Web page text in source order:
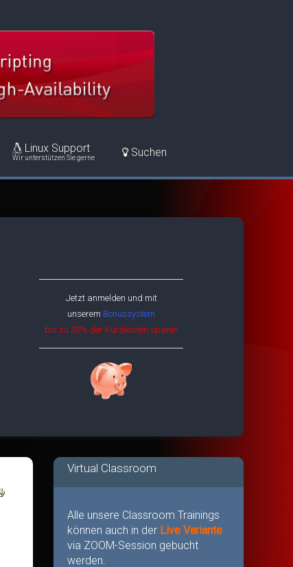
Linux Support
Wir unterstützen Sie gerne Suchen
Jetzt anmelden und mit
unserem Bonussystem
bis zu 30% der Kurskosten sparen
Virtual Classroom
Alle unsere Classroom Trainings
können auch in der Live Variante
via ZOOM-Session gebucht
werden.